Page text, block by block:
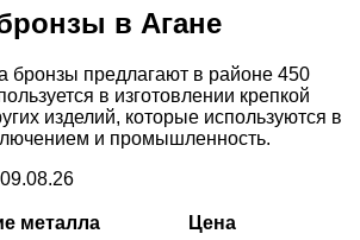
в Агане
бронзы предлагают в районе 450
в изготовлении крепкой
изделий, которые используются в
и промышленность.
металла
Цена